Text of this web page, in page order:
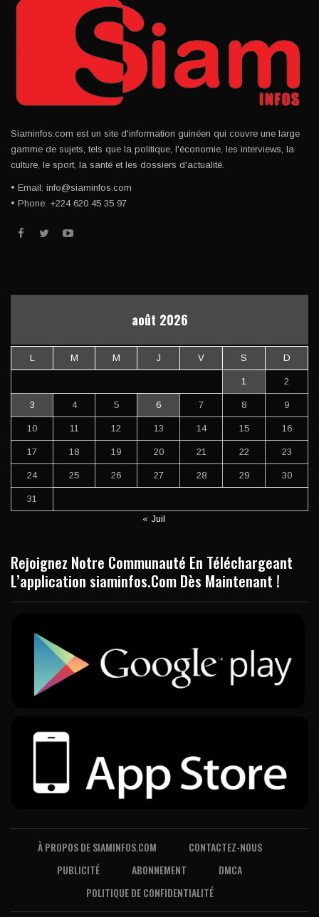
Siaminfos.com est un site d'information guinéen qui couvre une large
gamme de sujets, tels que la politique, l'économie, les interviews, la
culture, le sport, la santé et les dossiers d'actualité.
• Email: info@siaminfos.com
• Phone: +224 620 45 35 97
août 2026
L M M J V S D
1 2
3 4 5 6 7 8 9
10 11 12 13 14 15 16
17 18 19 20 21 22 23
24 25 26 27 28 29 30
31
« Juil
Rejoignez Notre Communauté En Téléchargeant
L’application siaminfos.Com Dès Maintenant !
À PROPOS DE SIAMINFOS.COM
CONTACTEZ-NOUS
PUBLICITÉ
ABONNEMENT
DMCA
POLITIQUE DE CONFIDENTIALITÉ